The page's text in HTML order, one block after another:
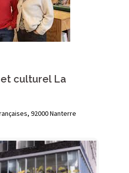
culturel La
92000 Nanterre